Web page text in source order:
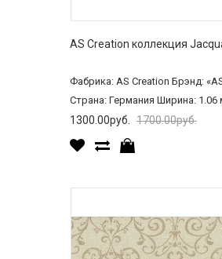
AS Creation коллекция
Фабрика: AS Creation Брэнд:
Страна: Германия Ширина: 1.06
1300.00руб. 1700.00руб.